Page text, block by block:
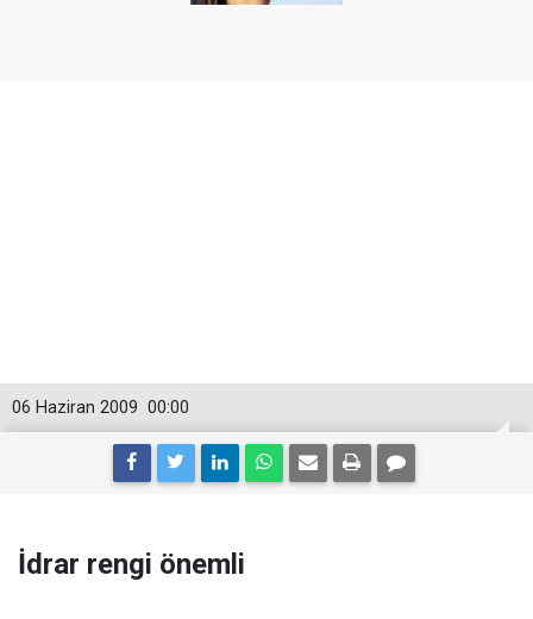
00:00
06 Haziran 2009
İdrar rengi önemli